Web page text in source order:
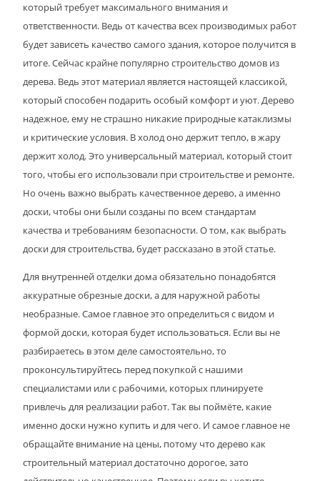
который требует максимального внимания и
ответственности. Ведь от качества всех производимых работ
будет зависеть качество самого здания, которое получится в
итоге. Сейчас крайне популярно строительство домов из
дерева. Ведь этот материал является настоящей классикой,
который способен подарить особый комфорт и уют. Дерево
надежное, ему не страшно никакие природные катаклизмы
и критические условия. В холод оно держит тепло, в жару
держит холод. Это универсальный материал, который стоит
того, чтобы его использовали при строительстве и ремонте.
Но очень важно выбрать качественное дерево, а именно
доски, чтобы они были созданы по всем стандартам
качества и требованиям безопасности. О том, как выбрать
доски для строительства, будет рассказано в этой статье.
Для внутренней отделки дома обязательно понадобятся
аккуратные обрезные доски, а для наружной работы
необразные. Самое главное это определиться с видом и
формой доски, которая будет использоваться. Если вы не
разбираетесь в этом деле самостоятельно, то
проконсультируйтесь перед покупкой с нашими
специалистами или с рабочими, которых плинируете
привлечь для реализации работ. Так вы поймёте, какие
именно доски нужно купить и для чего. И самое главное не
обращайте внимание на цены, потому что дерево как
строительный материал достаточно дорогое, зато